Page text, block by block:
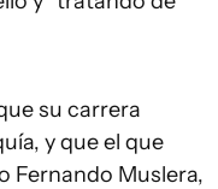
su carrera
y que el que
Fernando Muslera,